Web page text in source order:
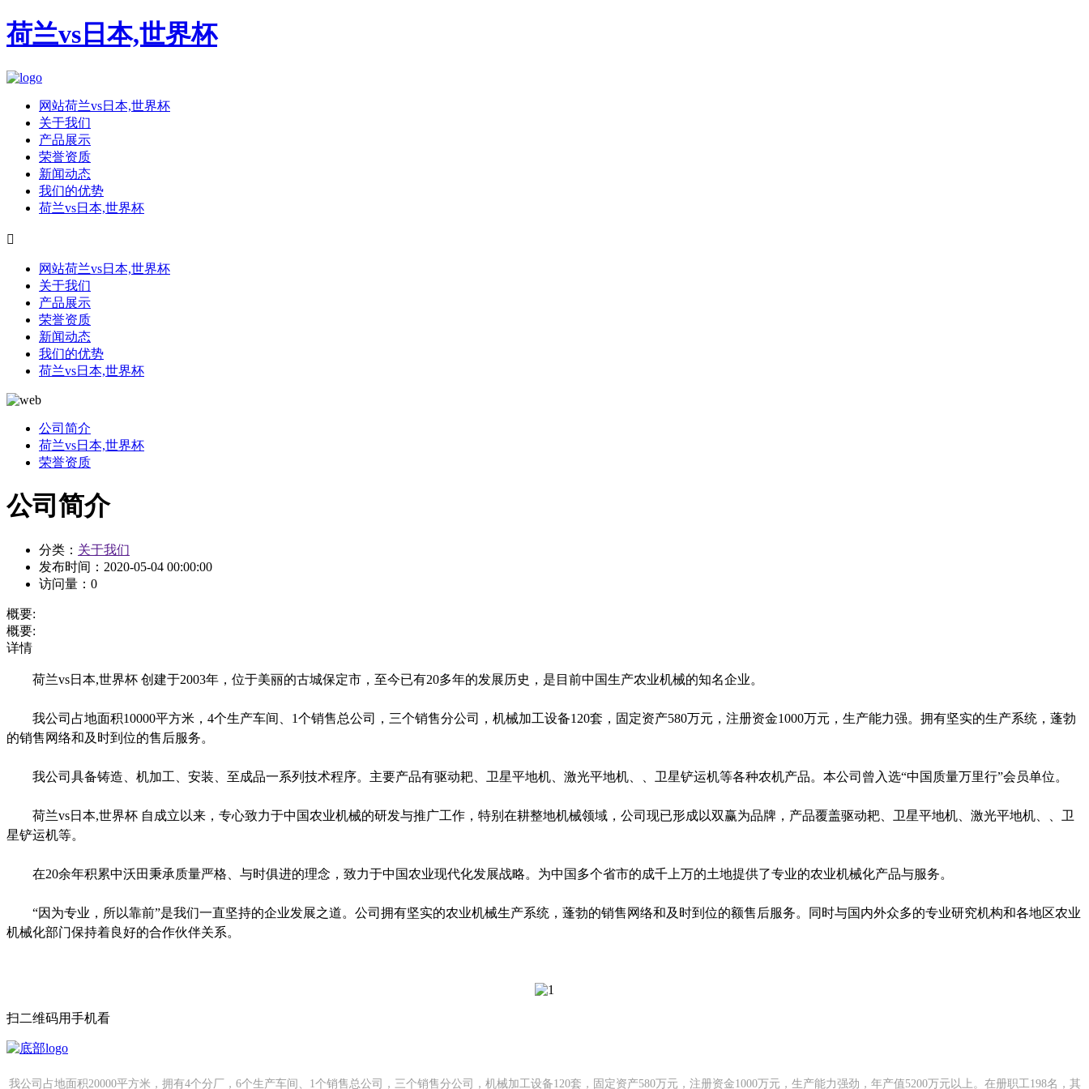
荷兰vs日本,世界杯
网站荷兰vs日本,世界杯
关于我们
产品展示
荣誉资质
新闻动态
我们的优势
荷兰vs日本,世界杯

网站荷兰vs日本,世界杯
关于我们
产品展示
荣誉资质
新闻动态
我们的优势
荷兰vs日本,世界杯
公司简介
荷兰vs日本,世界杯
荣誉资质
公司简介
分类： 关于我们
发布时间： 2020-05-04 00:00:00
访问量： 0
概要:
概要:
详情
荷兰vs日本,世界杯 创建于2003年，位于美丽的古城保定市，至今已有20多年的发展历史，是目前中国生产农业机械的知名企业。
我公司占地面积10000平方米，4个生产车间、1个销售总公司，三个销售分公司，机械加工设备120套，固定资产580万元，注册资金1000万元，生产能力强。拥有坚实的生产系统，蓬勃
的销售网络和及时到位的售后服务。
我公司具备铸造、机加工、安装、至成品一系列技术程序。主要产品有驱动耙、卫星平地机、激光平地机、、卫星铲运机等各种农机产品。本公司曾入选“中国质量万里行”会员单位。
荷兰vs日本,世界杯 自成立以来，专心致力于中国农业机械的研发与推广工作，特别在耕整地机械领域，公司现已形成以双赢为品牌，产品覆盖驱动耙、卫星平地机、激光平地机、、卫
星铲运机等。
在20余年积累中沃田秉承质量严格、与时俱进的理念，致力于中国农业现代化发展战略。为中国多个省市的成千上万的土地提供了专业的农业机械化产品与服务。
“因为专业，所以靠前”是我们一直坚持的企业发展之道。公司拥有坚实的农业机械生产系统，蓬勃的销售网络和及时到位的额售后服务。同时与国内外众多的专业研究机构和各地区农业
机械化部门保持着良好的合作伙伴关系。
扫二维码用手机看
我公司占地面积20000平方米，拥有4个分厂，6个生产车间、1个销售总公司，三个销售分公司，机械加工设备120套，固定资产580万元，注册资金1000万元，生产能力强劲，年产值5200万元以上。在册职工198名，其